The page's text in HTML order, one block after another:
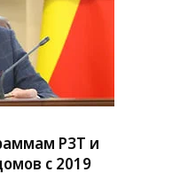
РЗТ и
с 2019